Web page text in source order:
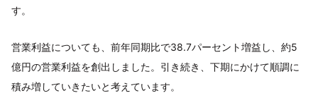
す。
営業利益についても、前年同期比で38.7パーセント増益し、約5
億円の営業利益を創出しました。引き続き、下期にかけて順調に
積み増していきたいと考えています。